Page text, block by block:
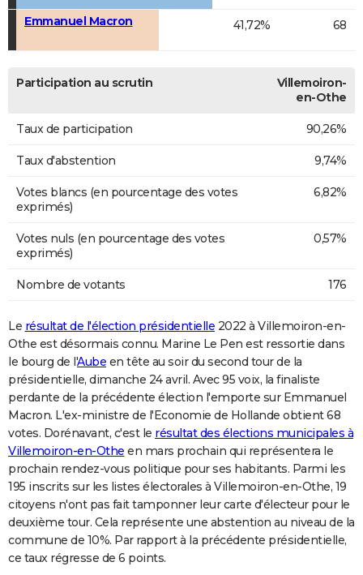
Emmanuel Macron 41,72% 68
Participation au scrutin
Villemoiron-
en-Othe
Taux de participation 90,26%
Taux d'abstention 9,74%
Votes blancs (en pourcentage des votes
exprimés)
6,82%
Votes nuls (en pourcentage des votes
exprimés)
0,57%
Nombre de votants 176
Le résultat de l'élection présidentielle 2022 à Villemoiron-en-
Othe est désormais connu. Marine Le Pen est ressortie dans
le bourg de l'Aube en tête au soir du second tour de la
présidentielle, dimanche 24 avril. Avec 95 voix, la finaliste
perdante de la précédente élection l'emporte sur Emmanuel
Macron. L'ex-ministre de l'Economie de Hollande obtient 68
votes. Dorénavant, c'est le résultat des élections municipales à
Villemoiron-en-Othe en mars prochain qui représentera le
prochain rendez-vous politique pour ses habitants. Parmi les
195 inscrits sur les listes électorales à Villemoiron-en-Othe, 19
citoyens n'ont pas fait tamponner leur carte d'électeur pour le
deuxième tour. Cela représente une abstention au niveau de la
commune de 10%. Par rapport à la précédente présidentielle,
ce taux régresse de 6 points.